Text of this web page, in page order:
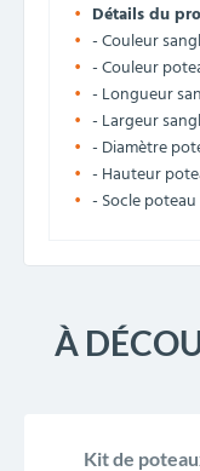
Détails du
- Couleur
- Couleur
- Longueur
- Largeur
- Diamètre
- Hauteur
- Socle
À
Kit de